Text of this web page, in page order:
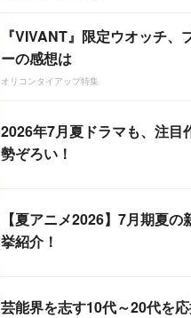
『VIVANT』限定ウオッチ、
ーの感想は
オリコンタイアップ特集
2026年7月夏ドラマも、注目
勢ぞろい！
【夏アニメ2026】7月期夏の
挙紹介！
芸能界を志す10代～20代を